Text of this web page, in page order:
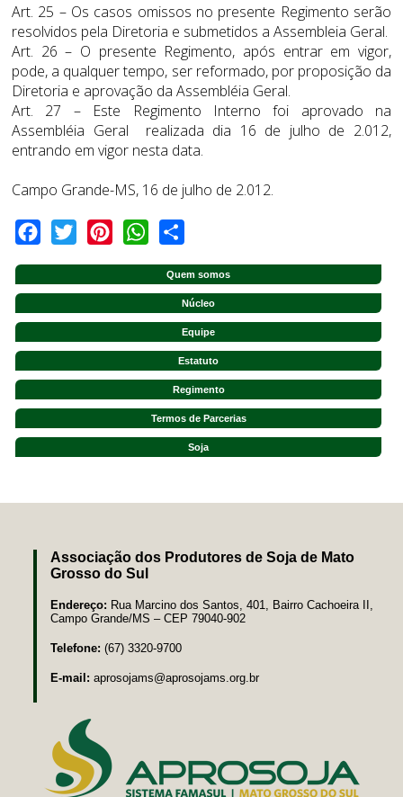
Quem somos
Núcleo
Equipe
Estatuto
Regimento
Termos de Parcerias
Soja
Art. 25 – Os casos omissos no presente Regimento serão
resolvidos pela Diretoria e submetidos a Assembleia Geral.
Art. 26 – O presente Regimento, após entrar em vigor,
pode, a qualquer tempo, ser reformado, por proposição da
Diretoria e aprovação da Assembléia Geral.
Art. 27 – Este Regimento Interno foi aprovado na
Assembléia Geral realizada dia 16 de julho de 2.012,
entrando em vigor nesta data.
Campo Grande-MS, 16 de julho de 2.012.
Facebook
Twitter PinterestWhatsApp
Associação dos Produtores de Soja de Mato
Grosso do Sul
Endereço: Rua Marcino dos Santos, 401, Bairro Cachoeira II,
Campo Grande/MS – CEP 79040-902
Telefone: (67) 3320-9700
E-mail: aprosojams@aprosojams.org.br